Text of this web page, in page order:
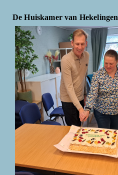
De Huiskamer van Hekelingen